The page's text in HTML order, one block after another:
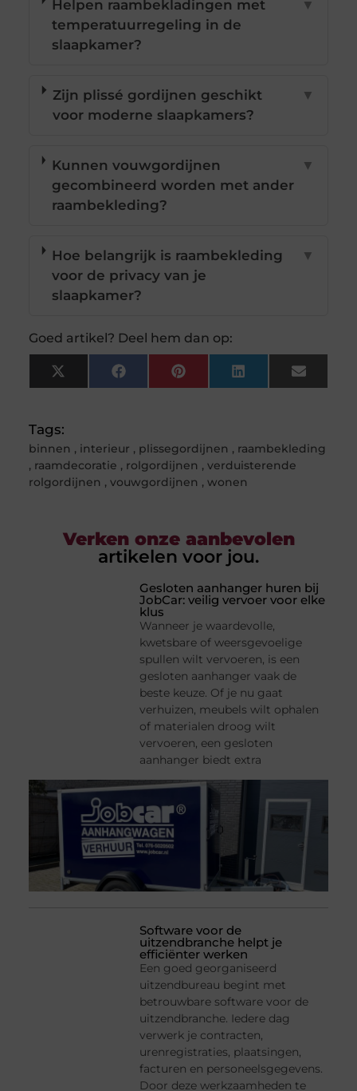
Helpen raambekladingen met
temperatuurregeling in de
slaapkamer?
▼
Zijn plissé gordijnen geschikt
voor moderne slaapkamers?
▼
Kunnen vouwgordijnen
gecombineerd worden met ander
raambekleding?
▼
Hoe belangrijk is raambekleding
voor de privacy van je
slaapkamer?
▼
Goed artikel? Deel hem dan op:
X
(Twitter)
FacebookPinterestLinkedInEmail
Tags:
binnen , interieur , plissegordijnen , raambekleding
, raamdecoratie , rolgordijnen , verduisterende
rolgordijnen , vouwgordijnen , wonen
Verken onze aanbevolen
artikelen voor jou.
Gesloten aanhanger huren bij
JobCar: veilig vervoer voor elke
klus
Wanneer je waardevolle,
kwetsbare of weersgevoelige
spullen wilt vervoeren, is een
gesloten aanhanger vaak de
beste keuze. Of je nu gaat
verhuizen, meubels wilt ophalen
of materialen droog wilt
vervoeren, een gesloten
aanhanger biedt extra
Software voor de
uitzendbranche helpt je
efficiënter werken
Een goed georganiseerd
uitzendbureau begint met
betrouwbare software voor de
uitzendbranche. Iedere dag
verwerk je contracten,
urenregistraties, plaatsingen,
facturen en personeelsgegevens.
Door deze werkzaamheden te